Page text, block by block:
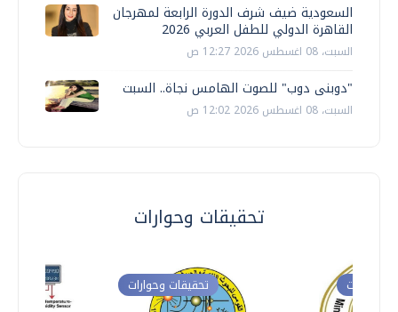
السعودية ضيف شرف الدورة الرابعة لمهرجان
القاهرة الدولي للطفل العربي 2026
السبت، 08 اغسطس 2026 12:27 ص
"دوبنى دوب" للصوت الهامس نجاة.. السبت
السبت، 08 اغسطس 2026 12:02 ص
تحقيقات وحوارات
تحقيقات وحوارات وحوارات